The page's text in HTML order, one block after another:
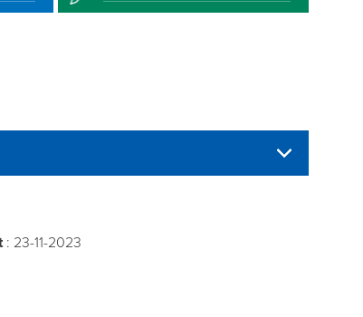
: 23-11-2023